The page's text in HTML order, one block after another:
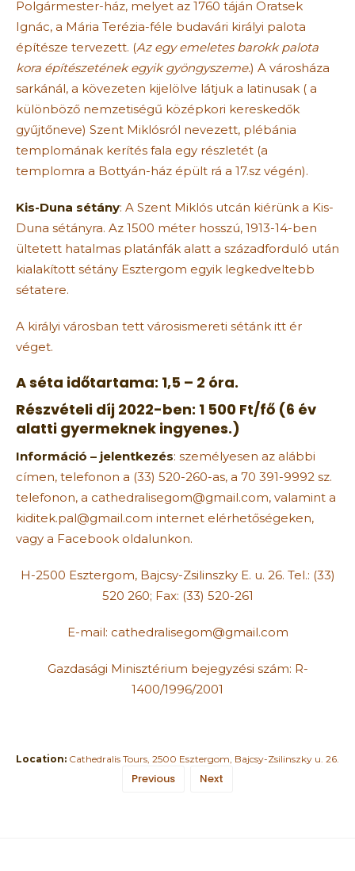
Polgármester-ház, melyet az 1760 táján Oratsek
Ignác, a Mária Terézia-féle budavári királyi palota
építésze tervezett. (Az egy emeletes barokk palota
kora építészetének egyik gyöngyszeme.) A városháza
sarkánál, a kövezeten kijelölve látjuk a latinusak ( a
különböző nemzetiségű középkori kereskedők
gyűjtőneve) Szent Miklósról nevezett, plébánia
templomának kerítés fala egy részletét (a
templomra a Bottyán-ház épült rá a 17.sz végén).
Kis-Duna sétány: A Szent Miklós utcán kiérünk a Kis-
Duna sétányra. Az 1500 méter hosszú, 1913-14-ben
ültetett hatalmas platánfák alatt a századforduló után
kialakított sétány Esztergom egyik legkedveltebb
sétatere.
A királyi városban tett városismereti sétánk itt ér
véget.
A séta időtartama: 1,5 – 2 óra.
Részvételi díj 2022-ben: 1 500 Ft/fő (6 év
alatti gyermeknek ingyenes.)
Információ – jelentkezés: személyesen az alábbi
címen, telefonon a (33) 520-260-as, a 70 391-9992 sz.
telefonon, a cathedralisegom@gmail.com, valamint a
kiditek.pal@gmail.com internet elérhetőségeken,
vagy a Facebook oldalunkon.
H-2500 Esztergom, Bajcsy-Zsilinszky E. u. 26. Tel.: (33)
520 260; Fax: (33) 520-261
E-mail: cathedralisegom@gmail.com
Gazdasági Minisztérium bejegyzési szám: R-
1400/1996/2001
Location: Cathedralis Tours, 2500 Esztergom, Bajcsy-Zsilinszky u. 26.
Previous Next